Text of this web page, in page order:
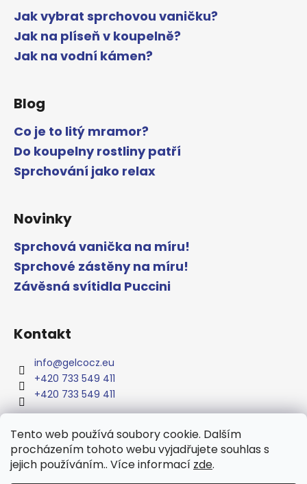
Tento web používá soubory cookie. Dalším
procházením tohoto webu vyjadřujete souhlas s
jejich používáním.. Více informací zde.
Jak vybrat sprchovou vaničku?
Jak na plíseň v koupelně?
Jak na vodní kámen?
Blog
Co je to litý mramor?
Do koupelny rostliny patří
Sprchování jako relax
Novinky
Sprchová vanička na míru!
Sprchové zástěny na míru!
Závěsná svítidla Puccini
Kontakt
info@gelcocz.eu
+420 733 549 411
+420 733 549 411
www.gelcocz.eu